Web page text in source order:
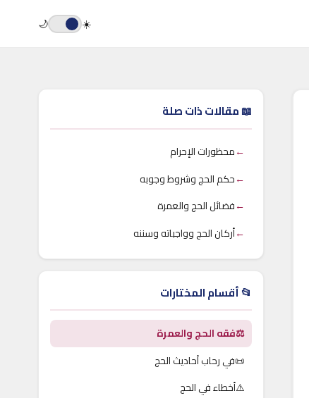
☀️
🌙
📖 مقالات ذات صلة
←محظورات الإحرام
←حكم الحج وشروط وجوبه
←فضائل الحج والعمرة
←أركان الحج وواجباته وسننه
📂 أقسام المختارات
⚖️فقه الحج والعمرة
📜في رحاب أحاديث الحج
⚠️أخطاء في الحج